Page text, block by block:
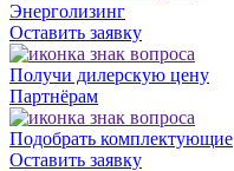
Энерголизинг
Оставить заявку
Получи дилерскую цену
Партнёрам
Подобрать комплектующие
Оставить заявку